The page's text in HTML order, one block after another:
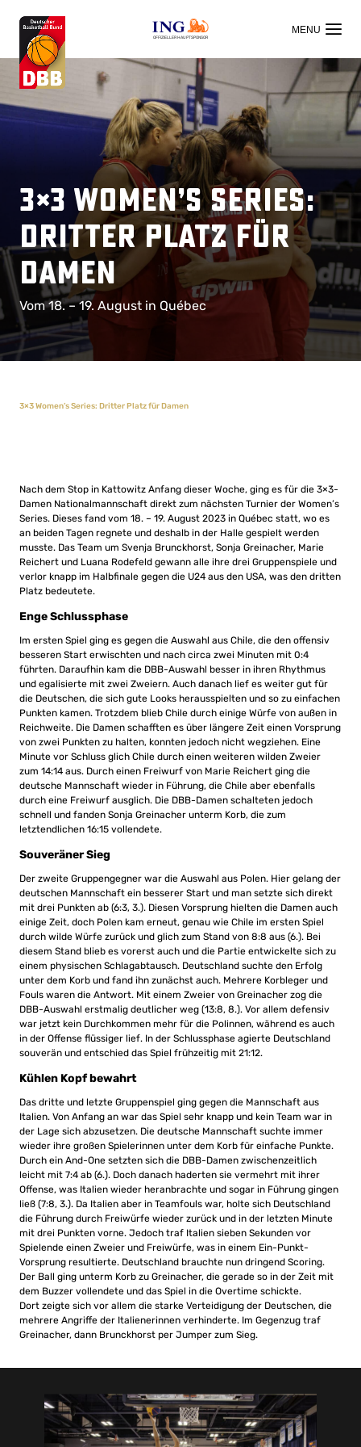
OFFIZIELLER HAUPTSPONSOR
3×3 Women’s Series:
Dritter Platz für
Damen
Vom 18. – 19. August in Québec
3×3 Women’s Series: Dritter Platz für Damen
Nach dem Stop in Kattowitz Anfang dieser Woche, ging es für die 3×3-
Damen Nationalmannschaft direkt zum nächsten Turnier der Women’s
Series. Dieses fand vom 18. – 19. August 2023 in Québec statt, wo es
an beiden Tagen regnete und deshalb in der Halle gespielt werden
musste. Das Team um Svenja Brunckhorst, Sonja Greinacher, Marie
Reichert und Luana Rodefeld gewann alle ihre drei Gruppenspiele und
verlor knapp im Halbfinale gegen die U24 aus den USA, was den dritten
Platz bedeutete.
Enge Schlussphase
Im ersten Spiel ging es gegen die Auswahl aus Chile, die den offensiv
besseren Start erwischten und nach circa zwei Minuten mit 0:4
führten. Daraufhin kam die DBB-Auswahl besser in ihren Rhythmus
und egalisierte mit zwei Zweiern. Auch danach lief es weiter gut für
die Deutschen, die sich gute Looks herausspielten und so zu einfachen
Punkten kamen. Trotzdem blieb Chile durch einige Würfe von außen in
Reichweite. Die Damen schafften es über längere Zeit einen Vorsprung
von zwei Punkten zu halten, konnten jedoch nicht wegziehen. Eine
Minute vor Schluss glich Chile durch einen weiteren wilden Zweier
zum 14:14 aus. Durch einen Freiwurf von Marie Reichert ging die
deutsche Mannschaft wieder in Führung, die Chile aber ebenfalls
durch eine Freiwurf ausglich. Die DBB-Damen schalteten jedoch
schnell und fanden Sonja Greinacher unterm Korb, die zum
letztendlichen 16:15 vollendete.
Souveräner Sieg
Der zweite Gruppengegner war die Auswahl aus Polen. Hier gelang der
deutschen Mannschaft ein besserer Start und man setzte sich direkt
mit drei Punkten ab (6:3, 3.). Diesen Vorsprung hielten die Damen auch
einige Zeit, doch Polen kam erneut, genau wie Chile im ersten Spiel
durch wilde Würfe zurück und glich zum Stand von 8:8 aus (6.). Bei
diesem Stand blieb es vorerst auch und die Partie entwickelte sich zu
einem physischen Schlagabtausch. Deutschland suchte den Erfolg
unter dem Korb und fand ihn zunächst auch. Mehrere Korbleger und
Fouls waren die Antwort. Mit einem Zweier von Greinacher zog die
DBB-Auswahl erstmalig deutlicher weg (13:8, 8.). Vor allem defensiv
war jetzt kein Durchkommen mehr für die Polinnen, während es auch
in der Offense flüssiger lief. In der Schlussphase agierte Deutschland
souverän und entschied das Spiel frühzeitig mit 21:12.
Kühlen Kopf bewahrt
Das dritte und letzte Gruppenspiel ging gegen die Mannschaft aus
Italien. Von Anfang an war das Spiel sehr knapp und kein Team war in
der Lage sich abzusetzen. Die deutsche Mannschaft suchte immer
wieder ihre großen Spielerinnen unter dem Korb für einfache Punkte.
Durch ein And-One setzten sich die DBB-Damen zwischenzeitlich
leicht mit 7:4 ab (6.). Doch danach haderten sie vermehrt mit ihrer
Offense, was Italien wieder heranbrachte und sogar in Führung gingen
ließ (7:8, 3.). Da Italien aber in Teamfouls war, holte sich Deutschland
die Führung durch Freiwürfe wieder zurück und in der letzten Minute
mit drei Punkten vorne. Jedoch traf Italien sieben Sekunden vor
Spielende einen Zweier und Freiwürfe, was in einem Ein-Punkt-
Vorsprung resultierte. Deutschland brauchte nun dringend Scoring.
Der Ball ging unterm Korb zu Greinacher, die gerade so in der Zeit mit
dem Buzzer vollendete und das Spiel in die Overtime schickte.
Dort zeigte sich vor allem die starke Verteidigung der Deutschen, die
mehrere Angriffe der Italienerinnen verhinderte. Im Gegenzug traf
Greinacher, dann Brunckhorst per Jumper zum Sieg.